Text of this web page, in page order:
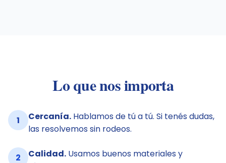
Lo que nos importa
1 Cercanía. Hablamos de tú a tú. Si tenés dudas,
las resolvemos sin rodeos.
2 Calidad. Usamos buenos materiales y